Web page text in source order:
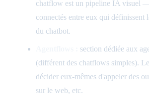
chatflow est un pipeline IA visuel
connectés entre eux qui définissent
du chatbot.
section dédiée aux
(différent des chatflows simples).
décider eux-mêmes d'appeler des
sur le web, etc.